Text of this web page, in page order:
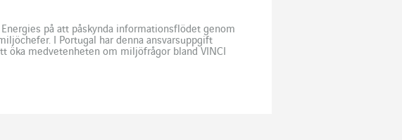
på att påskynda informationsflödet genom
I Portugal har denna ansvarsuppgift
öka medvetenheten om miljöfrågor bland VINCI